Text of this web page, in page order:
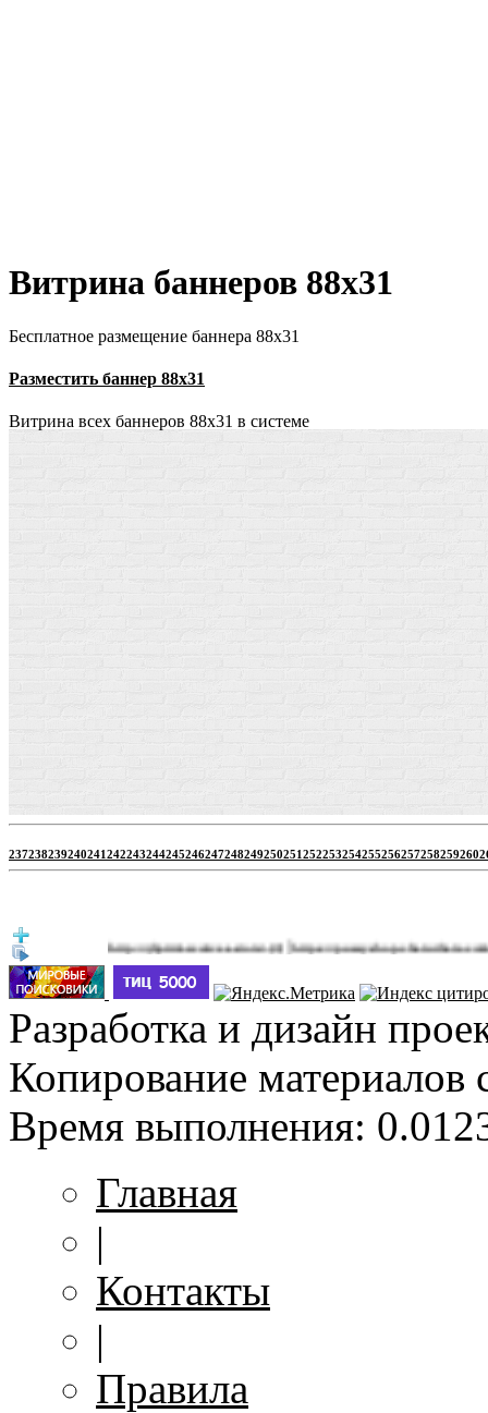
Витрина баннеров 88x31
Бесплатное размещение баннера 88х31
Разместить баннер 88х31
Витрина всех баннеров 88x31 в системе
237238239240241242243244245246247248249250251252253254255256257258259260
http://jbprimecurves.store/(3)|https://pussyshop.chaturbate.com/male-
Разработка и дизайн
Копирование материалов
Время выполнения:
Главная
|
Контакты
|
Правила